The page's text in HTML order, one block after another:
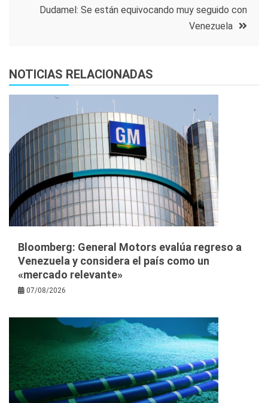
entradas
Dudamel: Se están equivocando muy seguido con
Venezuela
NOTICIAS RELACIONADAS
Bloomberg: General Motors evalúa regreso a
Venezuela y considera el país como un
«mercado relevante»
07/08/2026